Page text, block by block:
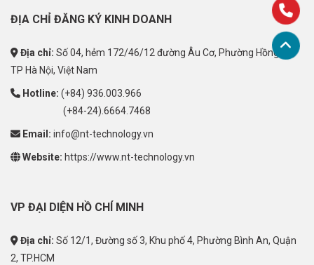
ĐỊA CHỈ ĐĂNG KÝ KINH DOANH
Địa chỉ: Số 04, hẻm 172/46/12 đường Âu Cơ, Phường Hồng Hà,
TP Hà Nội, Việt Nam
Hotline: (+84) 936.003.966
(+84-24).6664.7468
Email: info@nt-technology.vn
Website: https://www.nt-technology.vn
VP ĐẠI DIỆN HỒ CHÍ MINH
Địa chỉ: Số 12/1, Đường số 3, Khu phố 4, Phường Bình An, Quận
2, TP.HCM